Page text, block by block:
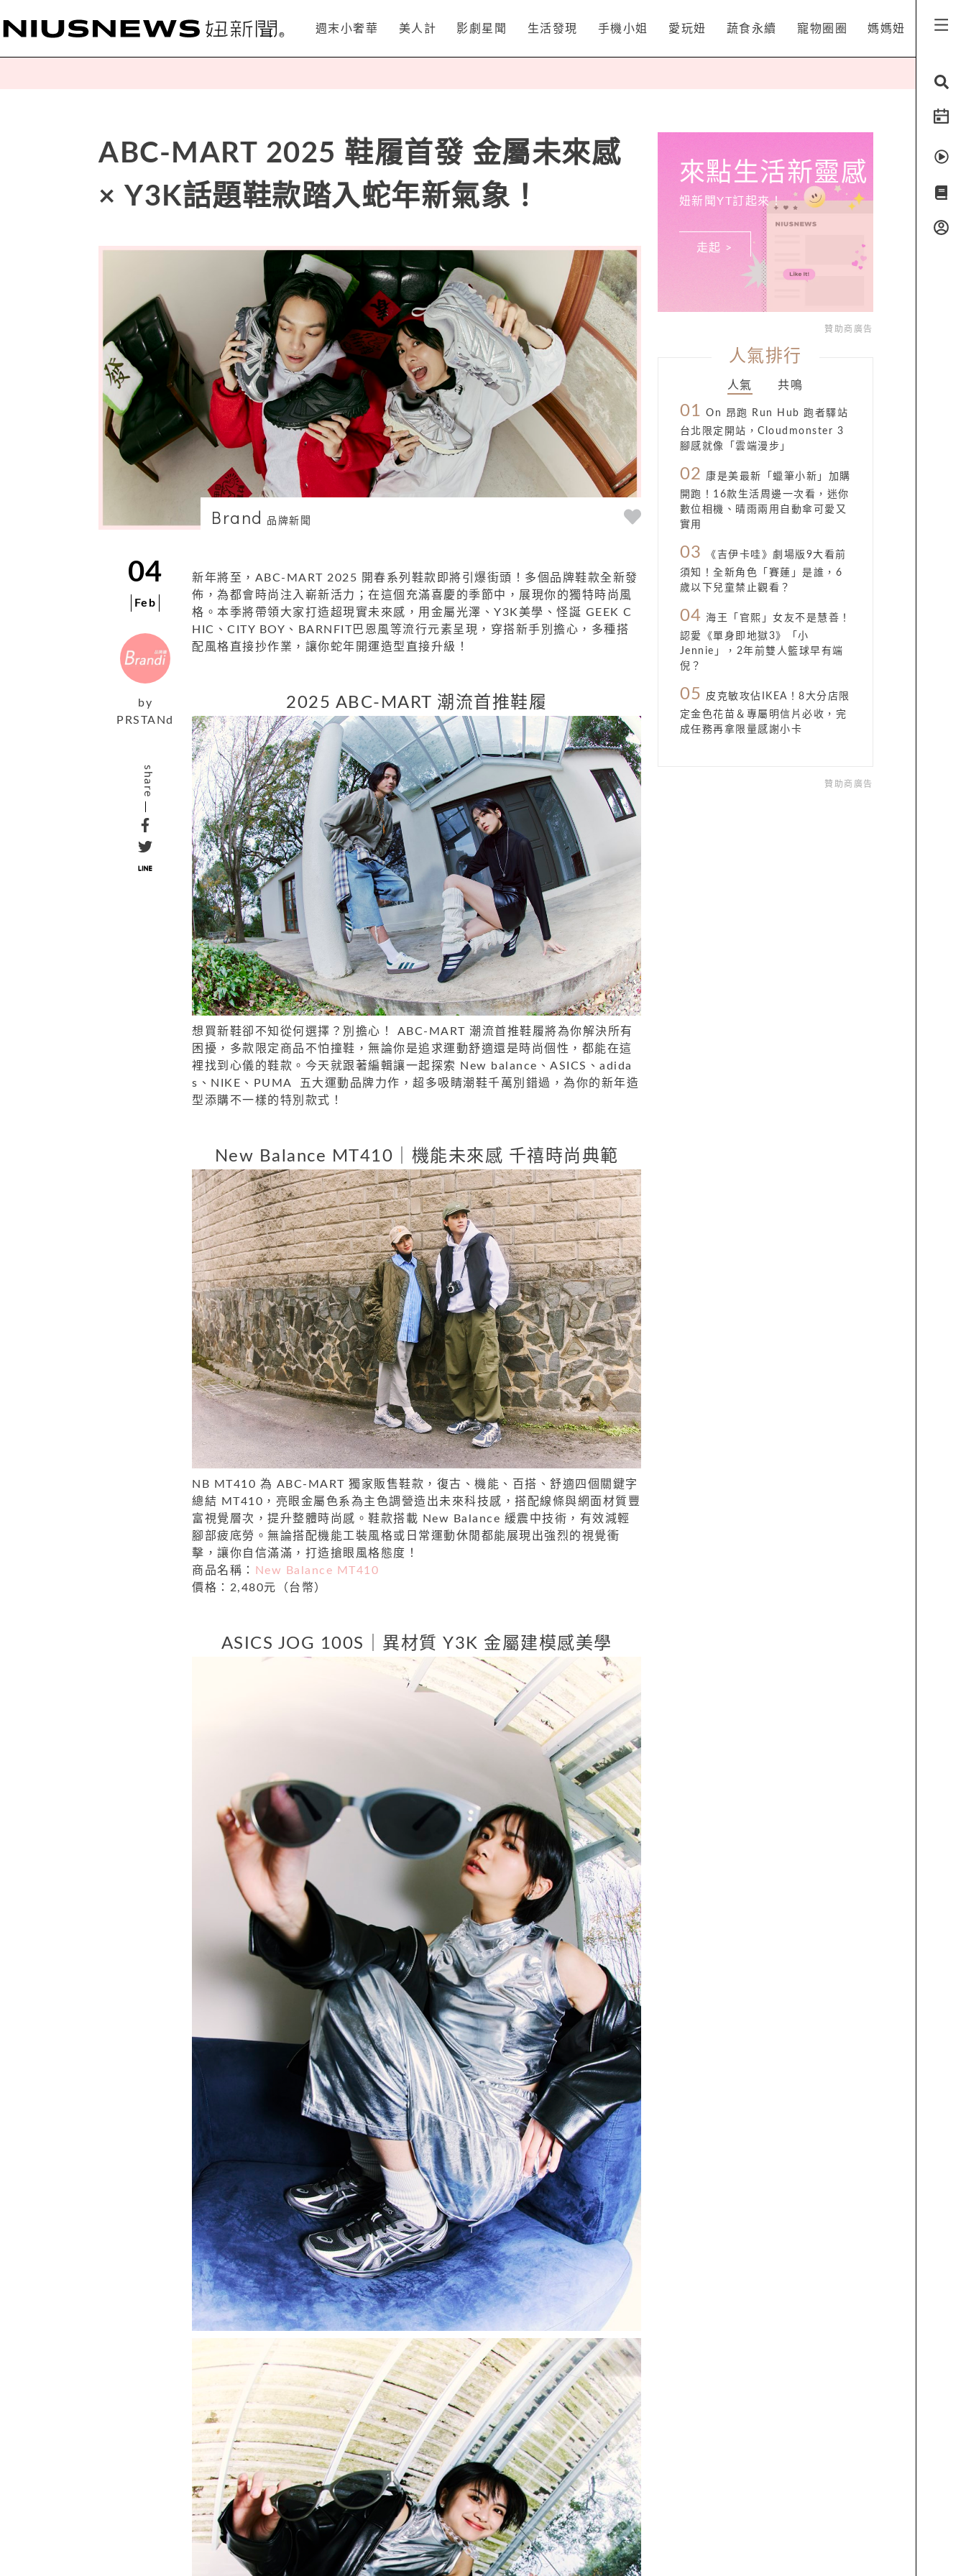
週末小奢華 美人計 影劇星聞 生活發現 手機小姐 愛玩妞 蔬食永續 寵物圈圈 媽媽妞
ABC-MART 2025 鞋履首發 金屬未來感
× Y3K話題鞋款踏入蛇年新氣象！
Brand 品牌新聞
04
Feb
by
PRSTANd
share
新年將至，ABC-MART 2025 開春系列鞋款即將引爆街頭！多個品牌鞋款全新發
佈，為都會時尚注入嶄新活力；在這個充滿喜慶的季節中，展現你的獨特時尚風
格。本季將帶領大家打造超現實未來感，用金屬光澤、Y3K美學、怪誕 GEEK C
HIC、CITY BOY、BARNFIT巴恩風等流行元素呈現，穿搭新手別擔心，多種搭
配風格直接抄作業，讓你蛇年開運造型直接升級！
2025 ABC-MART 潮流首推鞋履
想買新鞋卻不知從何選擇？別擔心！ ABC-MART 潮流首推鞋履將為你解決所有
困擾，多款限定商品不怕撞鞋，無論你是追求運動舒適還是時尚個性，都能在這
裡找到心儀的鞋款。今天就跟著編輯讓一起探索 New balance、ASICS、adida
s、NIKE、PUMA 五大運動品牌力作，超多吸睛潮鞋千萬別錯過，為你的新年造
型添購不一樣的特別款式！
New Balance MT410｜機能未來感 千禧時尚典範
NB MT410 為 ABC-MART 獨家販售鞋款，復古、機能、百搭、舒適四個關鍵字
總結 MT410，亮眼金屬色系為主色調營造出未來科技感，搭配線條與網面材質豐
富視覺層次，提升整體時尚感。鞋款搭載 New Balance 緩震中技術，有效減輕
腳部疲底勞。無論搭配機能工裝風格或日常運動休閒都能展現出強烈的視覺衝
擊，讓你自信滿滿，打造搶眼風格態度！
商品名稱：
New Balance MT410
價格：2,480元（台幣）
ASICS JOG 100S｜異材質 Y3K 金屬建模感美學
來點生活新靈感
妞新聞YT訂起來！
走起 >
贊助商廣告
人氣排行
人氣 共鳴
01 On 昂跑 Run Hub 跑者驛站
台北限定開站，Cloudmonster 3
腳感就像「雲端漫步」
02
康是美最新「蠟筆小新」加購
開跑！16款生活周邊一次看，迷你
數位相機、晴雨兩用自動傘可愛又
實用
03
《吉伊卡哇》劇場版9大看前
須知！全新角色「賽蓮」是誰，6
歲以下兒童禁止觀看？
04 海王「官熙」女友不是慧善！
認愛《單身即地獄3》「小
Jennie」，2年前雙人籃球早有端
倪？
05
皮克敏攻佔IKEA！8大分店限
定金色花苗＆專屬明信片必收，完
成任務再拿限量感謝小卡
贊助商廣告